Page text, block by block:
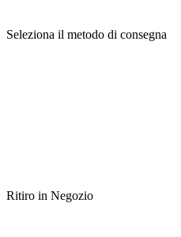
Seleziona il metodo di consegna
Ritiro in Negozio